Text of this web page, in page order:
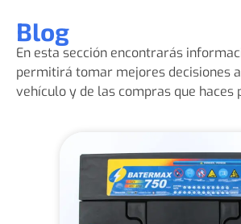
Blog
En esta sección encontrarás
permitirá tomar mejores decisiones
vehículo y de las compras que haces